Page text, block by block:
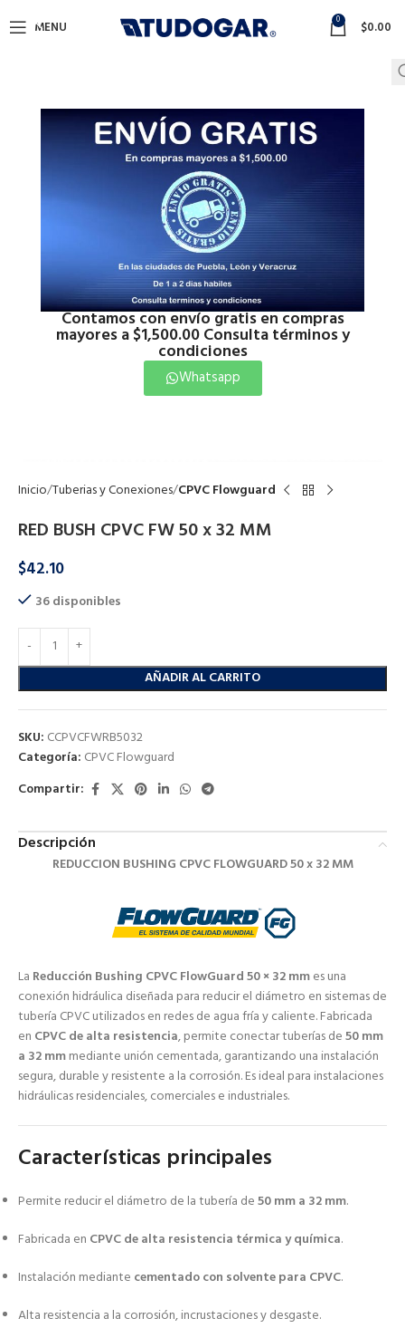
Contamos con envío gratis en compras
mayores a $1,500.00 Consulta términos y
condiciones
Whatsapp
MENU 0 $0.00
Inicio Tuberias y Conexiones CPVC Flowguard
RED BUSH CPVC FW 50 x 32 MM
$42.10
36 disponibles
AÑADIR AL CARRITO
SKU: CCPVCFWRB5032
Categoría: CPVC Flowguard
Compartir:
Descripción
REDUCCION BUSHING CPVC FLOWGUARD 50 x 32 MM
La Reducción Bushing CPVC FlowGuard 50 × 32 mmes una
conexión hidráulica diseñada para reducir el diámetro en sistemas de
tubería CPVC utilizados en redes de agua fría y caliente. Fabricada
en CPVC de alta resistencia, permite conectar tuberías de50 mm
a 32 mmmediante unión cementada, garantizando una instalación
segura, durable y resistente a la corrosión. Es ideal para instalaciones
hidráulicas residenciales, comerciales e industriales.
Características principales
Permite reducir el diámetro de la tubería de50 mm a 32 mm.
Fabricada en CPVC de alta resistencia térmica y química.
Instalación mediante cementado con solvente para CPVC.
Alta resistencia a la corrosión, incrustaciones y desgaste.